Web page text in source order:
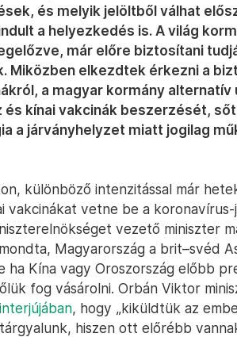
és melyik jelöltből válhat
a helyezkedés is. A világ
már előre biztosítani
Miközben elkezdtek érkezni a
a magyar kormány alternatív
és kínai vakcinák beszerzését,
a járványhelyzet miatt jogilag
különböző intenzitással már
vakcinákat vetne be a
vezető miniszter
Magyarország a brit–svéd
Kína vagy Oroszország előbb
fog vásárolni. Orbán Viktor
, hogy „kiküldtük az
hiszen ott előrébb